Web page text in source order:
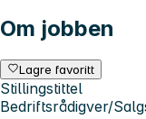
Om jobben
Lagre favoritt
Stillingstittel
Bedriftsrådigver/